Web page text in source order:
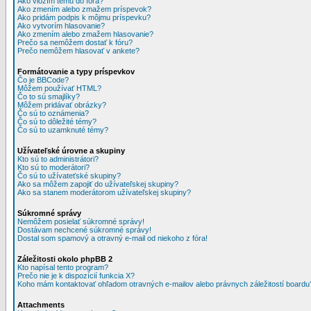
Ako zmením alebo zmažem príspevok?
Ako pridám podpis k môjmu príspevku?
Ako vytvorím hlasovanie?
Ako zmením alebo zmažem hlasovanie?
Prečo sa nemôžem dostať k fóru?
Prečo nemôžem hlasovať v ankete?
Formátovanie a typy príspevkov
Čo je BBCode?
Môžem používať HTML?
Čo to sú smajlíky?
Môžem pridávať obrázky?
Čo sú to oznámenia?
Čo sú to dôležité témy?
Čo sú to uzamknuté témy?
Užívateľské úrovne a skupiny
Kto sú to administrátori?
Kto sú to moderátori?
Čo sú to užívateťské skupiny?
Ako sa môžem zapojiť do užívateľskej skupiny?
Ako sa stanem moderátorom užívateľskej skupiny?
Súkromné správy
Nemôžem posielať súkromné správy!
Dostávam nechcené súkromné správy!
Dostal som spamový a otravný e-mail od niekoho z fóra!
Záležitosti okolo phpBB 2
Kto napísal tento program?
Prečo nie je k dispozícií funkcia X?
Koho mám kontaktovať ohľadom otravných e-mailov alebo právnych záležitostí
Attachments